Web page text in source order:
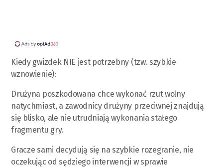
Kiedy gwizdek NIE jest potrzebny (tzw. szybkie
wznowienie):
Drużyna poszkodowana chce wykonać rzut wolny
natychmiast, a zawodnicy drużyny przeciwnej znajdują
się blisko, ale nie utrudniają wykonania stałego
fragmentu gry.
Gracze sami decydują się na szybkie rozegranie, nie
oczekując od sędziego interwencji w sprawie